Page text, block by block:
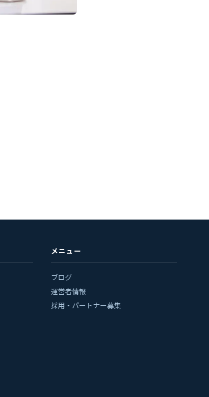
メニュー
ブログ
運営者情報
採用・パートナー募集